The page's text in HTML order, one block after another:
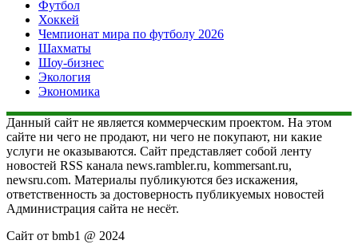
Футбол
Хоккей
Чемпионат мира по футболу 2026
Шахматы
Шоу-бизнес
Экология
Экономика
Данный сайт не является коммерческим проектом. На этом
сайте ни чего не продают, ни чего не покупают, ни какие
услуги не оказываются. Сайт представляет собой ленту
новостей RSS канала news.rambler.ru, kommersant.ru,
newsru.com. Материалы публикуются без искажения,
ответственность за достоверность публикуемых новостей
Администрация сайта не несёт.
Сайт от bmb1 @ 2024